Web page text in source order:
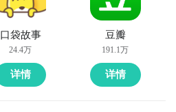
口袋故事
24.4万
详情
豆瓣
191.1万
详情